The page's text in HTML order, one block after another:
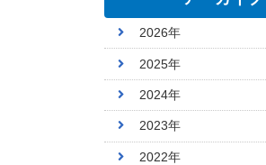
2026年
2025年
2024年
2023年
2022年